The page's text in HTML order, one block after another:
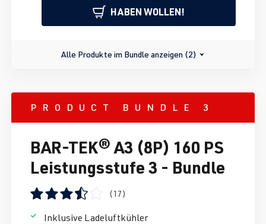
HABEN WOLLEN!
Alle Produkte im Bundle anzeigen (2)
PRODUCT BUNDLE 3
BAR-TEK® A3 (8P) 160 PS
Leistungsstufe 3 - Bundle
(17)
Inklusive Ladeluftkühler